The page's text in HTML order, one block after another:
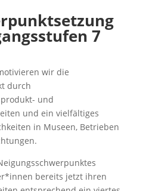
7
wir die
durch
und
und ein vielfältiges
in Museen, Betrieben
bereits jetzt ihren